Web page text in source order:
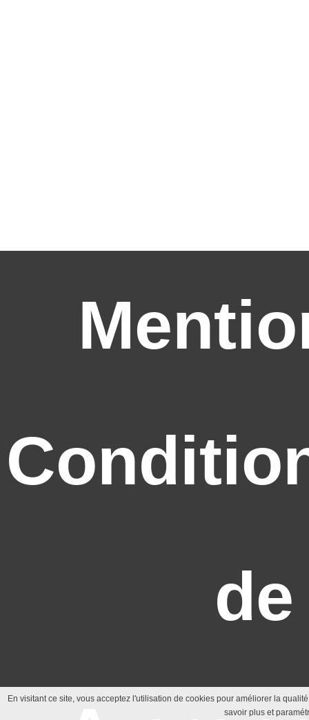
En visitant ce site, vous acceptez l'utilisation de cookies pour améliorer la
savoir plus et